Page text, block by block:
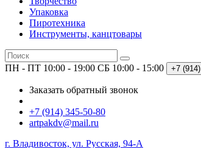
Упаковка
Пиротехника
Инструменты, канцтовары
ПН - ПТ 10:00 - 19:00 СБ 10:00 - 15:00 +7 (914)
Заказать обратный звонок
+7 (914) 345-50-80
artpakdv@mail.ru
г. Владивосток, ул. Русская, 94-А